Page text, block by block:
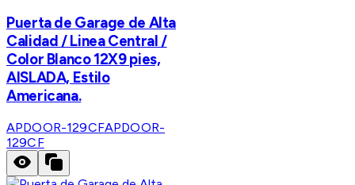
Puerta de Garage de Alta
Calidad / Linea Central /
Color Blanco 12X9 pies,
AISLADA, Estilo
Americana.
APDOOR-129CFAPDOOR-
129CF